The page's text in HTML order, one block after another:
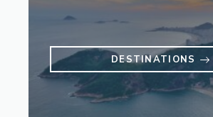
DESTINATIONS